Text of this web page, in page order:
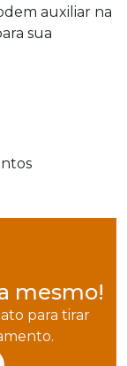
auxiliar na
sua
mesmo!
para tirar